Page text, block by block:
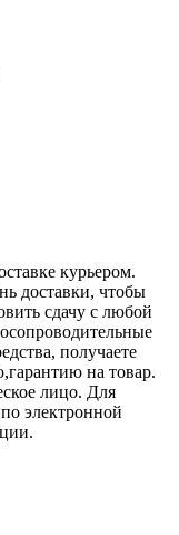
курьером.
доставки, чтобы
сдачу с любой
получаете
на товар.
лицо. Для
электронной